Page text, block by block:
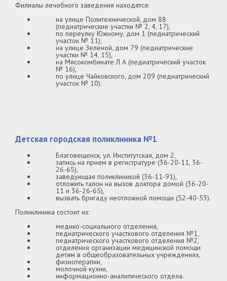
Филиалы лечебного заведения находятся:
на улице Политехнической, дом 88
(педиатрические участки № 2, 4, 17),
по переулку Южному, дом 1 (педиатрический
участок № 11),
на улице Зеленой, дом 79 (педиатрические
участки № 14, 15),
на Мясокомбинате Л А (педиатрический участок
№ 16),
по улице Чайковского, дом 209 (педиатрический
участок № 10).
Детская городская поликлиника №1
Благовещенск, ул. Институтская, дом 2,
запись на прием в регистратуре (36-20-11, 36-
26-65),
заведующая поликлиникой (36-11-91),
отложить талон на вызов доктора домой (36-20-
11 и 36-26-65),
вызвать бригаду неотложной помощи (52-40-53).
Поликлиника состоит из:
медико-социального отделения,
педиатрического участкового отделения №1,
педиатрического участкового отделения №2,
отделения организации медицинской помощи
детям в общеобразовательных учреждениях,
физиотерапии,
молочной кухни,
информационно-аналитического отдела.